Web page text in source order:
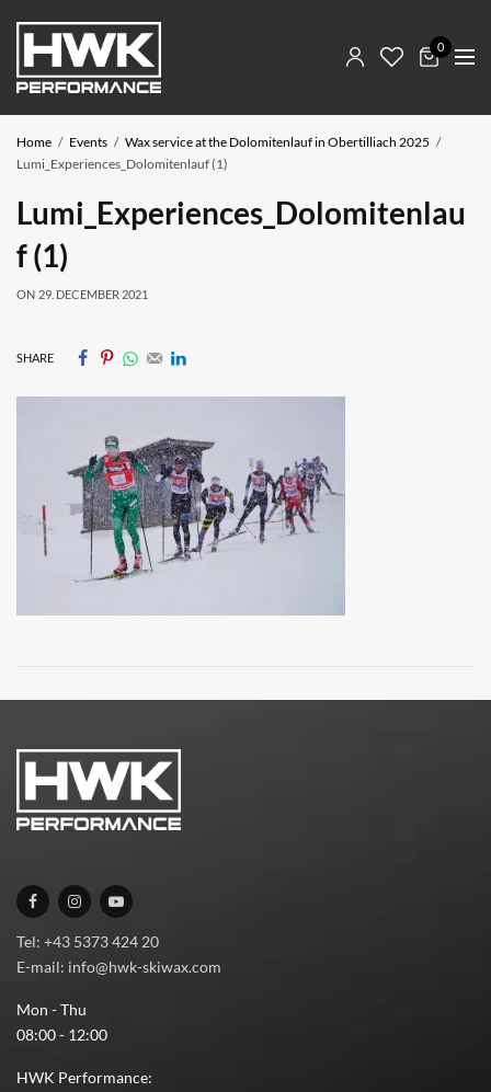
0
Home Events
Wax service at the Dolomitenlauf in Obertilliach 2025
Lumi_Experiences_Dolomitenlauf (1)
Lumi_Experiences_Dolomitenlau
f (1)
ON 29. DECEMBER 2021
SHARE
Tel: +43 5373 424 20
E-mail: info@hwk-skiwax.com
Mon - Thu
08:00 - 12:00
HWK Performance: